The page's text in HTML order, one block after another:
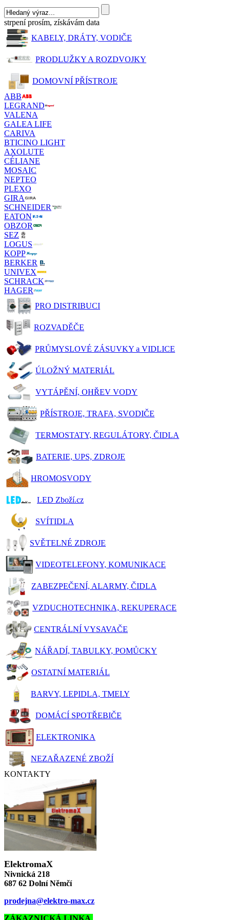
strpení prosím, získávám data
KABELY, DRÁTY, VODIČE
PRODLUŽKY A ROZDVOJKY
DOMOVNÍ PŘÍSTROJE
ABB
LEGRAND
VALENA
GALEA LIFE
CARIVA
BTICINO LIGHT
AXOLUTE
CÉLIANE
MOSAIC
NEPTEO
PLEXO
GIRA
SCHNEIDER
EATON
OBZOR
SEZ
LOGUS
KOPP
BERKER
UNIVEX
SCHRACK
HAGER
PRO DISTRIBUCI
ROZVADĚČE
PRŮMYSLOVÉ ZÁSUVKY a VIDLICE
ÚLOŽNÝ MATERIÁL
VYTÁPĚNÍ, OHŘEV VODY
PŘÍSTROJE, TRAFA, SVODIČE
TERMOSTATY, REGULÁTORY, ČIDLA
BATERIE, UPS, ZDROJE
HROMOSVODY
LED Zboží.cz
SVÍTIDLA
SVĚTELNÉ ZDROJE
VIDEOTELEFONY, KOMUNIKACE
ZABEZPEČENÍ, ALARMY, ČIDLA
VZDUCHOTECHNIKA, REKUPERACE
CENTRÁLNÍ VYSAVAČE
NÁŘADÍ, TABULKY, POMŮCKY
OSTATNÍ MATERIÁL
BARVY, LEPIDLA, TMELY
DOMÁCÍ SPOTŘEBIČE
ELEKTRONIKA
NEZAŘAZENÉ ZBOŽÍ
KONTAKTY
ElektromaX
Nivnická 218
687 62 Dolní Němčí
prodejna@elektro-max.cz
ZÁKAZNICKÁ LINKA